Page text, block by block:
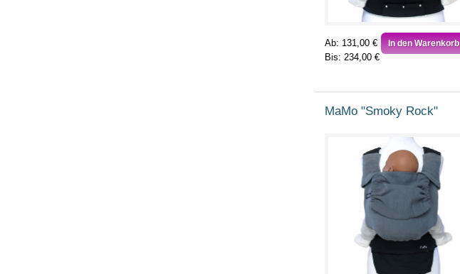
Ab: 131,00 €
Bis: 234,00 €
In den Warenkorb
MaMo "Smoky Rock"